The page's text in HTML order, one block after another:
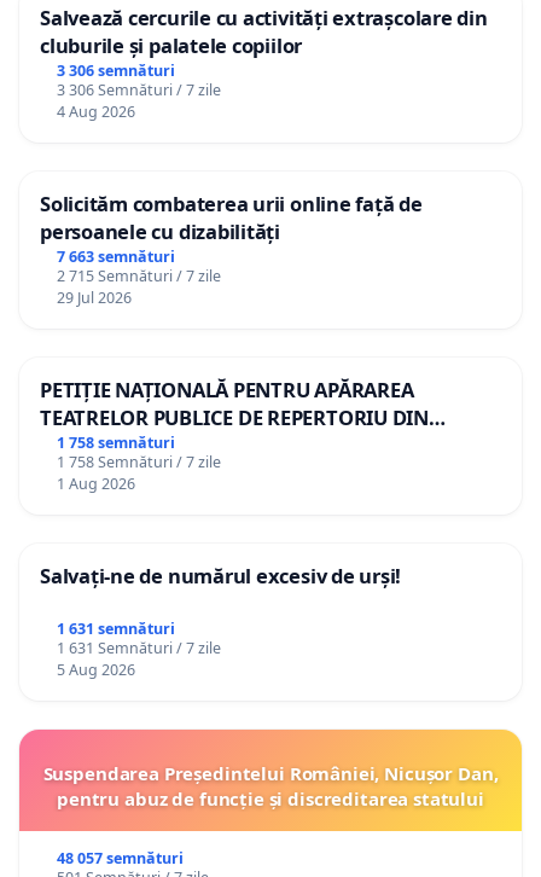
Salvează cercurile cu activități extrașcolare din
cluburile și palatele copiilor
3 306 semnături
3 306 Semnături / 7 zile
4 Aug 2026
Solicităm combaterea urii online față de
persoanele cu dizabilități
7 663 semnături
2 715 Semnături / 7 zile
29 Jul 2026
PETIȚIE NAȚIONALĂ PENTRU APĂRAREA
TEATRELOR PUBLICE DE REPERTORIU DIN
ROMÂNIA
1 758 semnături
1 758 Semnături / 7 zile
1 Aug 2026
Salvați-ne de numărul excesiv de urși!
1 631 semnături
1 631 Semnături / 7 zile
5 Aug 2026
Suspendarea Președintelui României, Nicușor Dan,
pentru abuz de funcție și discreditarea statului
48 057 semnături